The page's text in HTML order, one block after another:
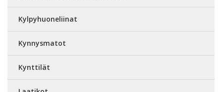
Kylpyhuoneliinat
Kynnysmatot
Kynttilät